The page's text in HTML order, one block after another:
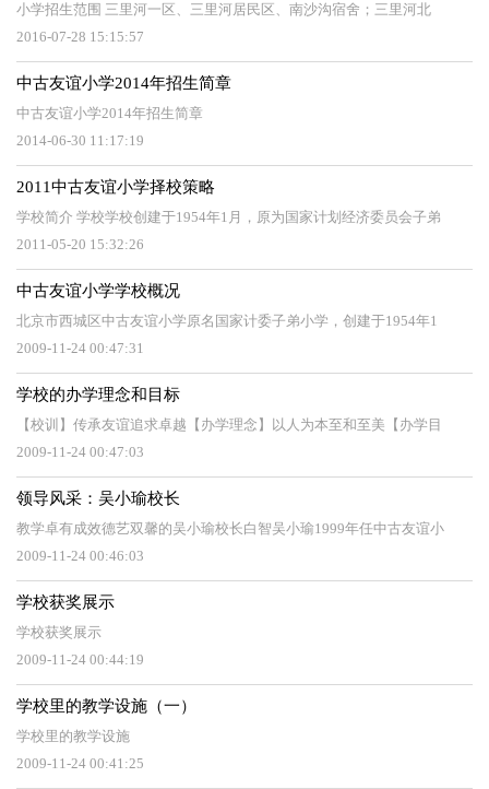
小学招生范围 三里河一区、三里河居民区、南沙沟宿舍；三里河北
2016-07-28 15:15:57
中古友谊小学2014年招生简章
中古友谊小学2014年招生简章
2014-06-30 11:17:19
2011中古友谊小学择校策略
学校简介 学校学校创建于1954年1月，原为国家计划经济委员会子弟
2011-05-20 15:32:26
中古友谊小学学校概况
北京市西城区中古友谊小学原名国家计委子弟小学，创建于1954年1
2009-11-24 00:47:31
学校的办学理念和目标
【校训】传承友谊追求卓越【办学理念】以人为本至和至美【办学目
2009-11-24 00:47:03
领导风采：吴小瑜校长
教学卓有成效德艺双馨的吴小瑜校长白智吴小瑜1999年任中古友谊小
2009-11-24 00:46:03
学校获奖展示
学校获奖展示
2009-11-24 00:44:19
学校里的教学设施（一）
学校里的教学设施
2009-11-24 00:41:25